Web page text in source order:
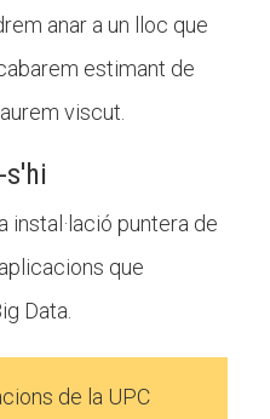
anar a un lloc que
estimant de
viscut.
s'hi
instal·lació puntera de
que
Data.
de la UPC